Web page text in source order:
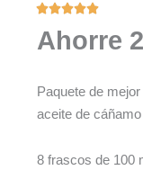

con
Ahorre
Paquete de
aceite de cáñamo
8 frascos de 100